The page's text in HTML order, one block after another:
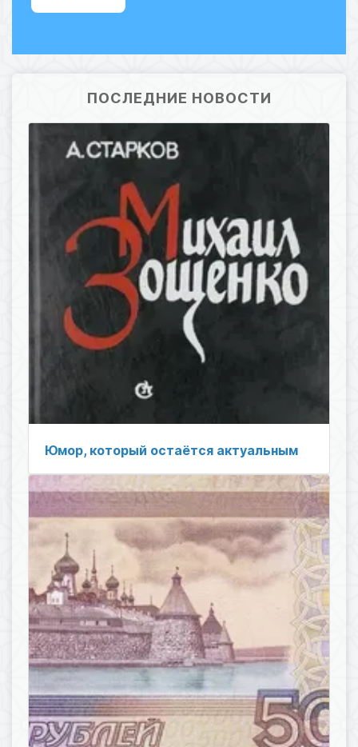
ПОСЛЕДНИЕ НОВОСТИ
Юмор, который остаётся актуальным